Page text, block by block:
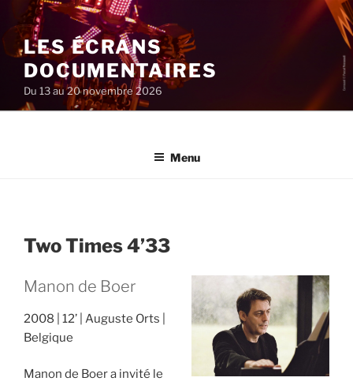
au
contenu
principal
LES ÉCRANS
DOCUMENTAIRES
Du 13 au 20 novembre 2026
Menu
Two Times 4’33
Manon de Boer
2008 12’
Auguste Orts
Belgique
Manon de Boer a invité le